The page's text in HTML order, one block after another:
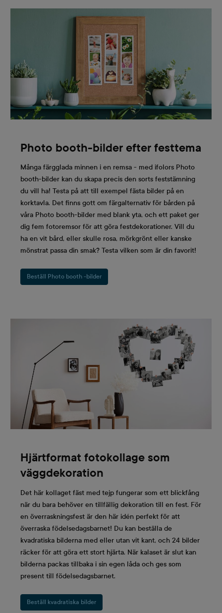
Photo booth-bilder efter festtema
Många färgglada minnen i en remsa - med ifolors Photo
booth-bilder kan du skapa precis den sorts feststämning
du vill ha! Testa på att till exempel fästa bilder på en
korktavla. Det finns gott om färgalternativ för bården på
våra Photo booth-bilder med blank yta, och ett paket ger
dig fem fotoremsor för att göra festdekorationer. Vill du
ha en vit bård, eller skulle rosa, mörkgrönt eller kanske
mönstrat passa din smak? Testa vilken som är din favorit!
Beställ Photo booth -bilder
Hjärtformat fotokollage som
väggdekoration
Det här kollaget fäst med tejp fungerar som ett blickfång
när du bara behöver en tillfällig dekoration till en fest. För
en överraskningsfest är den här idén perfekt för att
överraska födelsedagsbarnet! Du kan beställa de
kvadratiska bilderna med eller utan vit kant, och 24 bilder
räcker för att göra ett stort hjärta. När kalaset är slut kan
bilderna packas tillbaka i sin egen låda och ges som
present till födelsedagsbarnet.
Beställ kvadratiska bilder